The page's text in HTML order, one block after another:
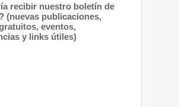
recibir nuestro boletín de
(nuevas publicaciones,
eventos,
y links útiles)